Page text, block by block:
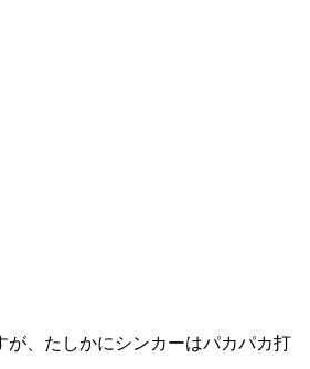
が、たしかにシンカーはパカパカ打